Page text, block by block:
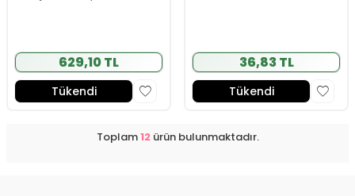
629,10 TL
Tükendi
36,83 TL
Tükendi
Toplam12ürün bulunmaktadır.